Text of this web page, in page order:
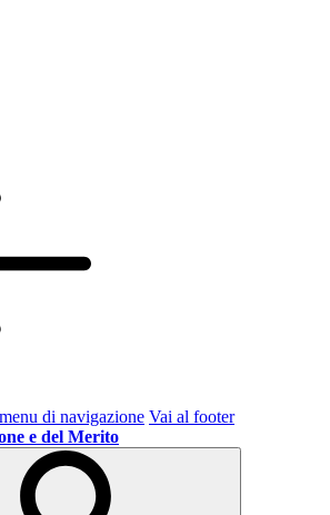
di navigazione Vai al footer
e del Merito